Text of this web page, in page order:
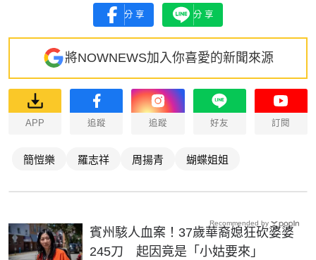
分享 分享
將NOWNEWS加入你喜愛的新聞來源
APP 追蹤 追蹤 好友 訂閱
簡愷樂 羅志祥 周揚青 蝴蝶姐姐
賓州駭人血案！37歲華裔媳狂砍婆婆
245刀 起因竟是「小姑要來」
Recommended by